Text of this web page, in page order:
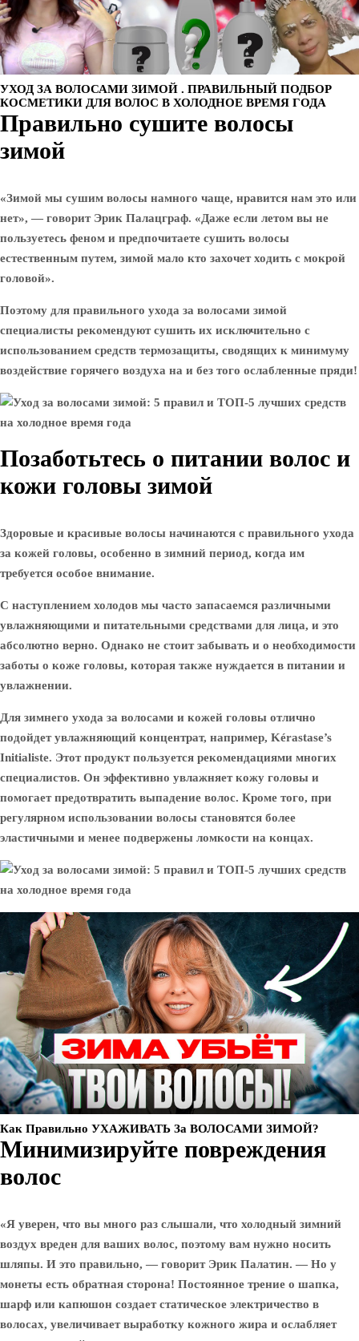
УХОД ЗА ВОЛОСАМИ ЗИМОЙ . ПРАВИЛЬНЫЙ ПОДБОР
КОСМЕТИКИ ДЛЯ ВОЛОС В ХОЛОДНОЕ ВРЕМЯ ГОДА
Правильно сушите волосы
зимой
«Зимой мы сушим волосы намного чаще, нравится нам это или
нет», — говорит Эрик Палацграф. «Даже если летом вы не
пользуетесь феном и предпочитаете сушить волосы
естественным путем, зимой мало кто захочет ходить с мокрой
головой».
Поэтому для правильного ухода за волосами зимой
специалисты рекомендуют сушить их исключительно с
использованием средств термозащиты, сводящих к минимуму
воздействие горячего воздуха на и без того ослабленные пряди!
Позаботьтесь о питании волос и
кожи головы зимой
Здоровые и красивые волосы начинаются с правильного ухода
за кожей головы, особенно в зимний период, когда им
требуется особое внимание.
С наступлением холодов мы часто запасаемся различными
увлажняющими и питательными средствами для лица, и это
абсолютно верно. Однако не стоит забывать и о необходимости
заботы о коже головы, которая также нуждается в питании и
увлажнении.
Для зимнего ухода за волосами и кожей головы отлично
подойдет увлажняющий концентрат, например, Kérastase’s
Initialiste. Этот продукт пользуется рекомендациями многих
специалистов. Он эффективно увлажняет кожу головы и
помогает предотвратить выпадение волос. Кроме того, при
регулярном использовании волосы становятся более
эластичными и менее подвержены ломкости на концах.
Как Правильно УХАЖИВАТЬ За ВОЛОСАМИ ЗИМОЙ?
Минимизируйте повреждения
волос
«Я уверен, что вы много раз слышали, что холодный зимний
воздух вреден для ваших волос, поэтому вам нужно носить
шляпы. И это правильно, — говорит Эрик Палатин. — Но у
монеты есть обратная сторона! Постоянное трение о шапка,
шарф или капюшон создает статическое электричество в
волосах, увеличивает выработку кожного жира и ослабляет